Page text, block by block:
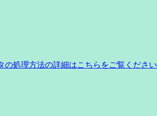
の処理方法の詳細はこちらをご覧ください